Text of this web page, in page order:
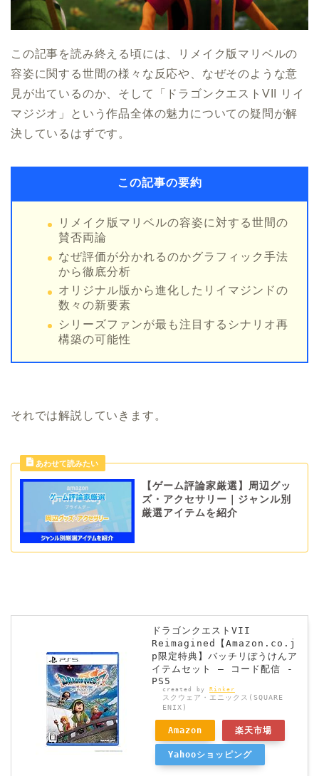
この記事を読み終える頃には、リメイク版マリベルの
容姿に関する世間の様々な反応や、なぜそのような意
見が出ているのか、そして「ドラゴンクエストVII リイ
マジジオ」という作品全体の魅力についての疑問が解
決しているはずです。
この記事の要約
リメイク版マリベルの容姿に対する世間の
賛否両論
なぜ評価が分かれるのかグラフィック手法
から徹底分析
オリジナル版から進化したリイマジンドの
数々の新要素
シリーズファンが最も注目するシナリオ再
構築の可能性
それでは解説していきます。
【ゲーム評論家厳選】周辺グッ
ズ・アクセサリー｜ジャンル別
厳選アイテムを紹介
ドラゴンクエストVII
Reimagined【Amazon.co.j
p限定特典】バッチリぼうけんア
イテムセット – コード配信 -
PS5
created by Rinker
スクウェア・エニックス(SQUARE
ENIX)
Amazon 楽天市場
Yahooショッピング